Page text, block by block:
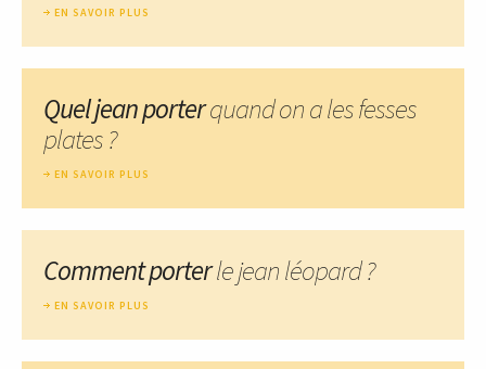
EN SAVOIR PLUS
Quel jean porterquand on a les fesses
plates ?
EN SAVOIR PLUS
Comment porterle jean léopard ?
EN SAVOIR PLUS